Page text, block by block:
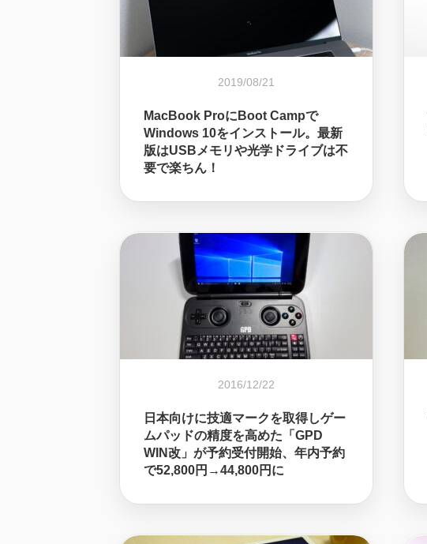
2019/08/21
MacBook ProにBoot Campで
Windows 10をインストール。最新
版はUSBメモリや光学ドライブは不
要で楽ちん！
2016/12/22
日本向けに技適マークを取得しゲー
ムパッドの精度を高めた「GPD
WIN改」が予約受付開始、年内予約
で52,800円→44,800円に